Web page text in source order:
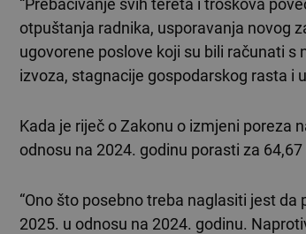
“Prebacivanje svih tereta i troškova
otpuštanja radnika, usporavanja novog
ugovorene poslove koji su bili računati
izvoza, stagnacije gospodarskog rasta i
Kada je riječ o Zakonu o izmjeni poreza
odnosu na 2024. godinu porasti za
“Ono što posebno treba naglasiti jest
2025. u odnosu na 2024. godinu.